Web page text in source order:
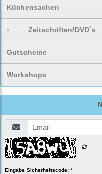
Küchensachen
› Zeitschriften/DVD`s
Gutscheine
Workshops
Eingabe Sicherheitscode: *